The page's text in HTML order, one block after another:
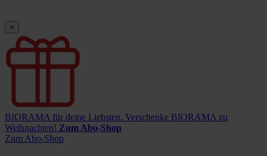
×
BIORAMA für deine Liebsten. Verschenke BIORAMA zu
Weihnachten! Zum Abo-Shop
Zum Abo-Shop